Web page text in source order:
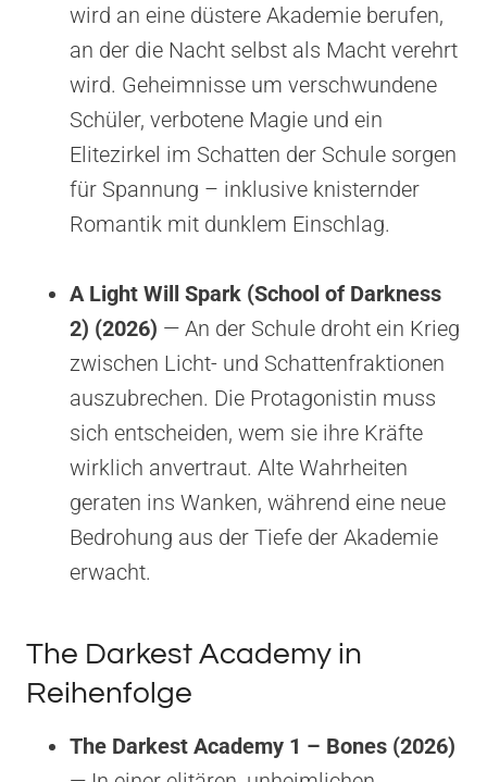
wird an eine düstere Akademie berufen,
an der die Nacht selbst als Macht verehrt
wird. Geheimnisse um verschwundene
Schüler, verbotene Magie und ein
Elitezirkel im Schatten der Schule sorgen
für Spannung – inklusive knisternder
Romantik mit dunklem Einschlag.
A Light Will Spark (School of Darkness
2) (2026) — An der Schule droht ein Krieg
zwischen Licht- und Schattenfraktionen
auszubrechen. Die Protagonistin muss
sich entscheiden, wem sie ihre Kräfte
wirklich anvertraut. Alte Wahrheiten
geraten ins Wanken, während eine neue
Bedrohung aus der Tiefe der Akademie
erwacht.
The Darkest Academy in
Reihenfolge
The Darkest Academy 1 – Bones (2026)